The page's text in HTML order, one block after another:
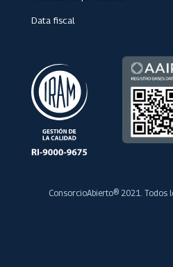
Data fiscal
ConsorcioAbierto® 2021. Todos